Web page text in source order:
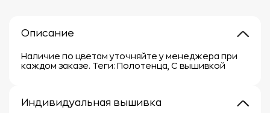
Описание
Наличие по цветам уточняйте у менеджера при
каждом заказе. Теги: Полотенца, С вышивкой
Индивидуальная вышивка